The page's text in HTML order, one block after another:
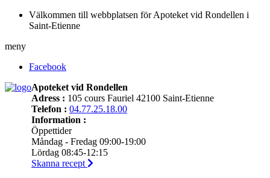
Välkommen till webbplatsen för Apoteket vid Rondellen i
Saint-Etienne
meny
Facebook
Apoteket vid Rondellen
Adress : 105 cours Fauriel 42100 Saint-Etienne
Telefon : 04.77.25.18.00
Information :
Öppettider
Måndag - Fredag 09:00-19:00
Lördag 08:45-12:15
Skanna recept